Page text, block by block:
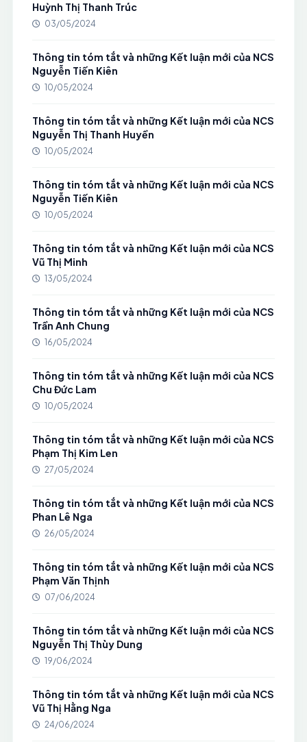
Huỳnh Thị Thanh Trúc
03/05/2024
Thông tin tóm tắt và những Kết luận mới của NCS
Nguyễn Tiến Kiên
10/05/2024
Thông tin tóm tắt và những Kết luận mới của NCS
Nguyễn Thị Thanh Huyền
10/05/2024
Thông tin tóm tắt và những Kết luận mới của NCS
Nguyễn Tiến Kiên
10/05/2024
Thông tin tóm tắt và những Kết luận mới của NCS
Vũ Thị Minh
13/05/2024
Thông tin tóm tắt và những Kết luận mới của NCS
Trần Anh Chung
16/05/2024
Thông tin tóm tắt và những Kết luận mới của NCS
Chu Đức Lam
10/05/2024
Thông tin tóm tắt và những Kết luận mới của NCS
Phạm Thị Kim Len
27/05/2024
Thông tin tóm tắt và những Kết luận mới của NCS
Phan Lê Nga
26/05/2024
Thông tin tóm tắt và những Kết luận mới của NCS
Phạm Văn Thịnh
07/06/2024
Thông tin tóm tắt và những Kết luận mới của NCS
Nguyễn Thị Thùy Dung
19/06/2024
Thông tin tóm tắt và những Kết luận mới của NCS
Vũ Thị Hằng Nga
24/06/2024